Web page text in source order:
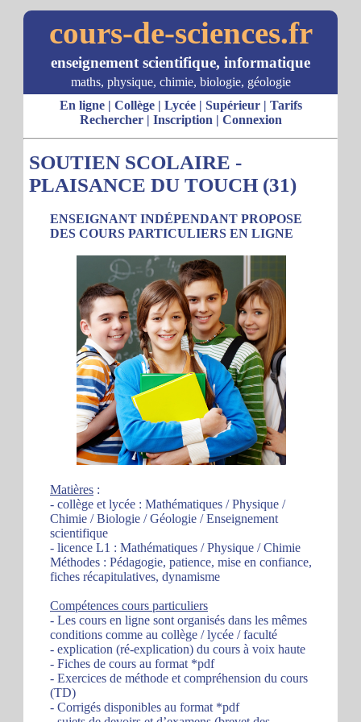
cours-de-sciences.fr
enseignement scientifique, informatique
maths, physique, chimie, biologie, géologie
En ligne| Collège| Lycée| Supérieur| Tarifs
Rechercher| Inscription | Connexion
SOUTIEN SCOLAIRE -
PLAISANCE DU TOUCH (31)
ENSEIGNANT INDÉPENDANT PROPOSE
DES COURS PARTICULIERS EN LIGNE
Matières :
- collège et lycée : Mathématiques / Physique /
Chimie / Biologie / Géologie / Enseignement
scientifique
- licence L1 : Mathématiques / Physique / Chimie
Méthodes : Pédagogie, patience, mise en confiance,
fiches récapitulatives, dynamisme
Compétences cours particuliers
- Les cours en ligne sont organisés dans les mêmes
conditions comme au collège / lycée / faculté
- explication (ré-explication) du cours à voix haute
- Fiches de cours au format *pdf
- Exercices de méthode et compréhension du cours
(TD)
- Corrigés disponibles au format *pdf